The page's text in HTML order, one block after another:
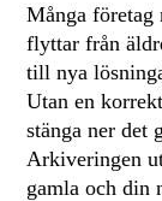
Många företag
flyttar från
till nya
Utan en
stänga ner det
Arkiveringen
gamla och din